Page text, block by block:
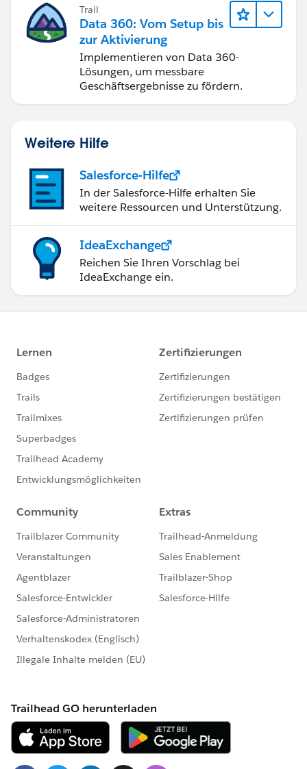
Trail
Data 360: Vom Setup bis
zur Aktivierung
Implementieren von Data 360-
Lösungen, um messbare
Geschäftsergebnisse zu fördern.
Weitere Hilfe
Salesforce-Hilfe
In der Salesforce-Hilfe erhalten Sie
weitere Ressourcen und Unterstützung.
IdeaExchange
Reichen Sie Ihren Vorschlag bei
IdeaExchange ein.